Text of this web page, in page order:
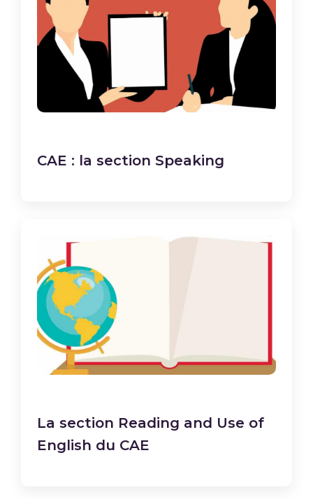
CAE : la section Speaking
La section Reading and Use of
English du CAE